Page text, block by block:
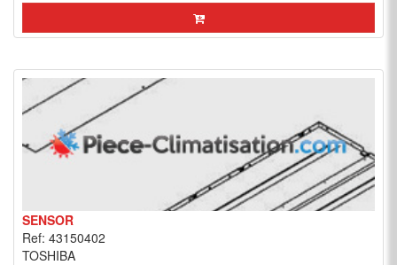
SENSOR
Ref: 43150402
TOSHIBA